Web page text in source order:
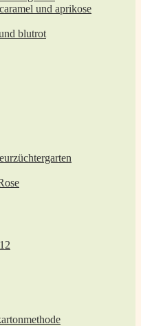
und aprikose
blutrot